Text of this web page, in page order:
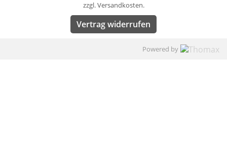
zzgl. Versandkosten.
Vertrag widerrufen
Powered by